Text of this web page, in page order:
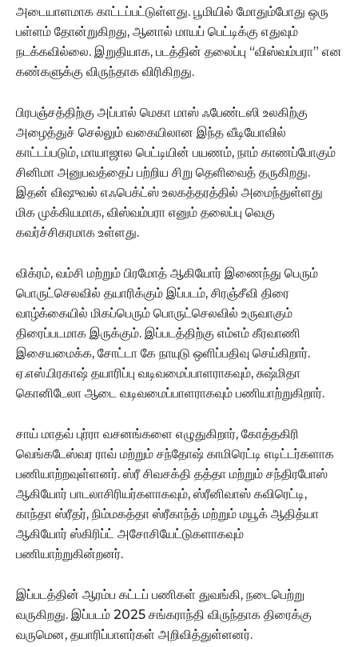
அடையாளமாக காட்டப்பட்டுள்ளது. பூமியில் மோதும்போது ஒரு
பள்ளம் தோன்றுகிறது, ஆனால் மாயப் பெட்டிக்கு எதுவும்
நடக்கவில்லை. இறுதியாக, படத்தின் தலைப்பு “விஸ்வம்பரா” என
கண்களுக்கு விருந்தாக விரிகிறது.
பிரபஞ்சத்திற்கு அப்பால் மெகா மாஸ் ஃபேண்டஸி உலகிற்கு
அழைத்துச் செல்லும் வகையிலான இந்த வீடியோவில்
காட்டப்படும், மாயாஜால பெட்டியின் பயணம், நாம் காணப்போகும்
சினிமா அனுபவத்தைப் பற்றிய சிறு தெளிவைத் தருகிறது.
இதன் விஷுவல் எஃபெக்ட்ஸ் உலகத்தரத்தில் அமைந்துள்ளது
மிக முக்கியமாக, விஸ்வம்பரா எனும் தலைப்பு வெகு
கவர்ச்சிகரமாக உள்ளது.
விக்ரம், வம்சி மற்றும் பிரமோத் ஆகியோர் இணைந்து பெரும்
பொருட்செலவில் தயாரிக்கும் இப்படம், சிரஞ்சீவி திரை
வாழ்க்கையில் மிகப்பெரும் பொருட்செலவில் உருவாகும்
திரைப்படமாக இருக்கும். இப்படத்திற்கு எம்எம் கீரவாணி
இசையமைக்க, சோட்டா கே நாயுடு ஒளிப்பதிவு செய்கிறார்.
ஏ.எஸ்.பிரகாஷ் தயாரிப்பு வடிவமைப்பாளராகவும், சுஷ்மிதா
கொனிடேலா ஆடை வடிவமைப்பாளராகவும் பணியாற்றுகிறார்.
சாய் மாதவ் புர்ரா வசனங்களை எழுதுகிறார், கோத்தகிரி
வெங்கடேஸ்வர ராவ் மற்றும் சந்தோஷ் காமிரெட்டி எடிட்டர்களாக
பணியாற்றவுள்ளனர். ஸ்ரீ சிவசக்தி தத்தா மற்றும் சந்திரபோஸ்
ஆகியோர் பாடலாசிரியர்களாகவும், ஸ்ரீனிவாஸ் கவிரெட்டி,
காந்தா ஸ்ரீதர், நிம்மகத்தா ஸ்ரீகாந்த் மற்றும் மயூக் ஆதித்யா
ஆகியோர் ஸ்கிரிப்ட் அசோசியேட்டுகளாகவும்
பணியாற்றுகின்றனர்.
இப்படத்தின் ஆரம்ப கட்டப் பணிகள் துவங்கி, நடைபெற்று
வருகிறது. இப்படம் 2025 சங்கராந்தி விருந்தாக திரைக்கு
வருமென, தயாரிப்பாளர்கள் அறிவித்துள்ளனர்.